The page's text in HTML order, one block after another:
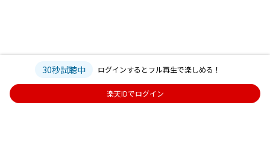
30秒試聴中 ログインするとフル再生で楽しめる！
楽天IDでログイン